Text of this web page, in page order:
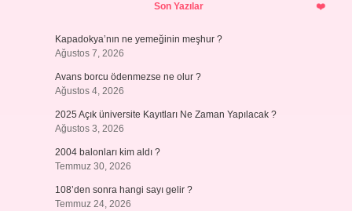
Son Yazılar
Kapadokya’nın ne yemeğinin meşhur ?
Ağustos 7, 2026
Avans borcu ödenmezse ne olur ?
Ağustos 4, 2026
2025 Açık üniversite Kayıtları Ne Zaman Yapılacak ?
Ağustos 3, 2026
2004 balonları kim aldı ?
Temmuz 30, 2026
108’den sonra hangi sayı gelir ?
Temmuz 24, 2026